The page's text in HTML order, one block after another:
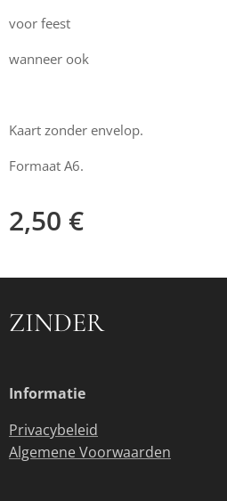
voor feest
wanneer ook
Kaart zonder envelop.
Formaat A6.
2,50 €
ZINDER
Informatie
Privacybeleid
Algemene Voorwaarden